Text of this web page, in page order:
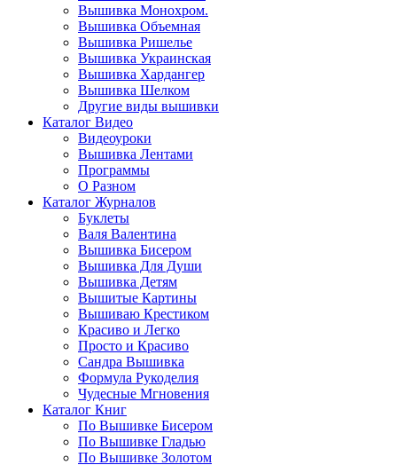
Вышивка Монохром.
Вышивка Объемная
Вышивка Ришелье
Вышивка Украинская
Вышивка Хардангер
Вышивка Шелком
Другие виды вышивки
Каталог Видео
Видеоуроки
Вышивка Лентами
Программы
О Разном
Каталог Журналов
Буклеты
Валя Валентина
Вышивка Бисером
Вышивка Для Души
Вышивка Детям
Вышитые Картины
Вышиваю Крестиком
Красиво и Легко
Просто и Красиво
Сандра Вышивка
Формула Рукоделия
Чудесные Мгновения
Каталог Книг
По Вышивке Бисером
По Вышивке Гладью
По Вышивке Золотом